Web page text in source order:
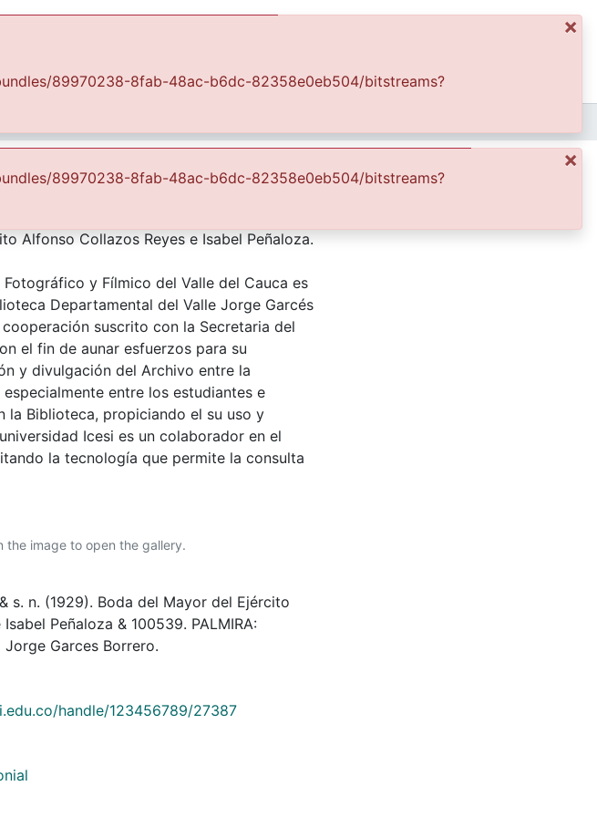
Reyes e Isabel Peñaloza
Alfonso Collazos Reyes e Isabel Peñaloza.
y Fílmico del Valle del Cauca es
Departamental del Valle Jorge Garcés
suscrito con la Secretaria del
el fin de aunar esfuerzos para su
y divulgación del Archivo entre la
entre los estudiantes e
la Biblioteca, propiciando el su uso y
Icesi es un colaborador en el
la tecnología que permite la consulta
the image to open the gallery.
s. n. (1929). Boda del Mayor del Ejército
Peñaloza & 100539. PALMIRA:
Garces Borrero.
handle/123456789/27387
×
89970238-8fab-48ac-b6dc-82358e0eb504/bitstreams?
×
89970238-8fab-48ac-b6dc-82358e0eb504/bitstreams?